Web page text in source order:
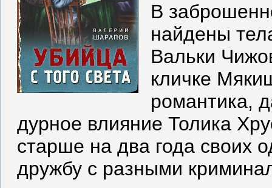
В
найдены
Вальки
кличке
романтика,
дурное влияние Толика
старше на два года своих
дружбу с разными